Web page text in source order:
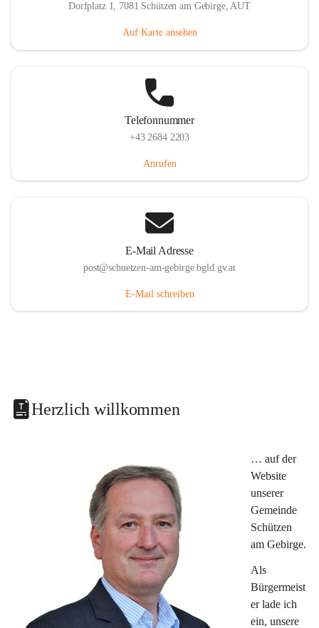
Dorfplatz 1, 7081 Schützen am Gebirge, AUT
Auf Karte ansehen
Telefonnummer
+43 2684 2203
Anrufen
E-Mail Adresse
post@schuetzen-am-gebirge.bgld.gv.at
E-Mail schreiben
Herzlich willkommen
… auf der
Website
unserer
Gemeinde
Schützen
am Gebirge.
Als
Bürgermeist
er lade ich
ein, unsere